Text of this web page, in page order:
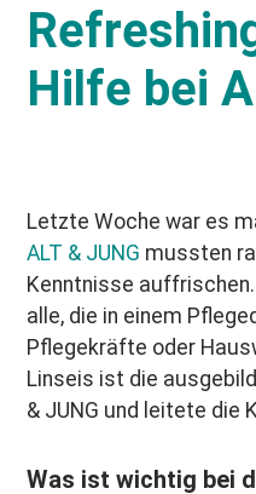
Hilfe bei
Letzte Woche war es
ALT & JUNG mussten
Kenntnisse
alle, die in einem
Pflegekräfte oder
Linseis ist die
& JUNG und leitete die
Was ist wichtig bei